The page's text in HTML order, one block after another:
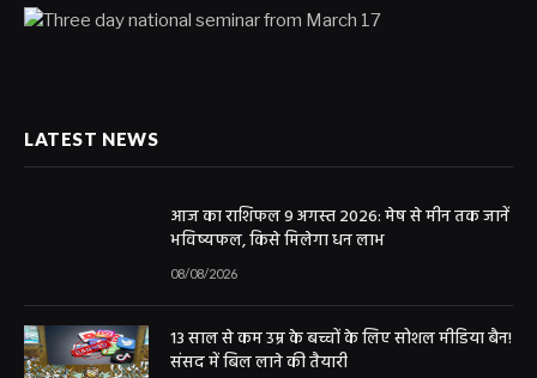
LATEST NEWS
आज का राशिफल 9 अगस्त 2026: मेष से मीन तक जानें
भविष्यफल, किसे मिलेगा धन लाभ
08/08/2026
13 साल से कम उम्र के बच्चों के लिए सोशल मीडिया बैन!
संसद में बिल लाने की तैयारी